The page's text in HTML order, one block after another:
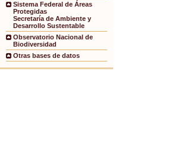
Sistema Federal de Áreas
Protegidas
Secretaría de Ambiente y
Desarrollo Sustentable
Observatorio Nacional de
Biodiversidad
Otras bases de datos